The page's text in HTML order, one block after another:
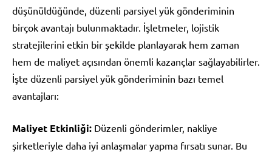
düşünüldüğünde, düzenli parsiyel yük gönderiminin
birçok avantajı bulunmaktadır. İşletmeler, lojistik
stratejilerini etkin bir şekilde planlayarak hem zaman
hem de maliyet açısından önemli kazançlar sağlayabilirler.
İşte düzenli parsiyel yük gönderiminin bazı temel
avantajları:
Maliyet Etkinliği: Düzenli gönderimler, nakliye
şirketleriyle daha iyi anlaşmalar yapma fırsatı sunar. Bu